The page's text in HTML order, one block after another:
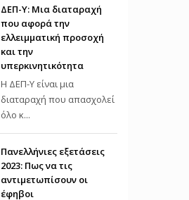
ΔΕΠ-Υ: Μια διαταραχή
που αφορά την
ελλειμματική προσοχή
και την
υπερκινητικότητα
Η ΔΕΠ-Υ είναι μια
διαταραχή που απασχολεί
όλο κ...
Πανελλήνιες εξετάσεις
2023: Πως να τις
αντιμετωπίσουν οι
έφηβοι